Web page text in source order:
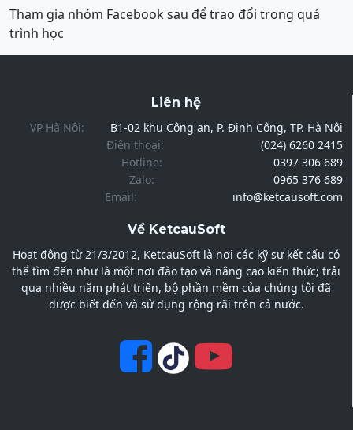
Tham gia nhóm Facebook sau để trao đổi trong quá
trình học
Liên hệ
VP Hà Nội:
B1-02 khu Công an, P. Định Công, TP. Hà Nội
Điện thoại:
(024) 6260 2415
Hotline:
0397 306 689
Zalo:
0965 376 689
Email:
info@ketcausoft.com
Về KetcauSoft
Hoạt động từ 21/3/2012, KetcauSoft là nơi các kỹ sư kết cấu có
thể tìm đến như là một nơi đào tạo và nâng cao kiến thức; trải
qua nhiều năm phát triển, bộ phần mềm của chúng tôi đã
được biết đến và sử dụng rộng rãi trên cả nước.